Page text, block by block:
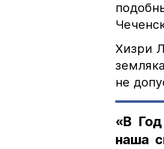
Хизри
не
«В
наша